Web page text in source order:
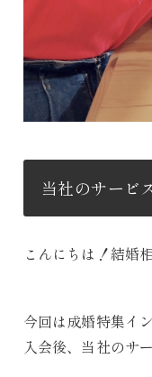
当社のサービ
こんにちは！結婚
今回は成婚特集イ
入会後、当社のサ